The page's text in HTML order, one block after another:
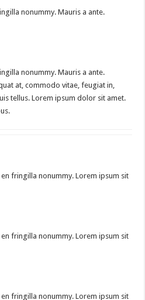
nonummy. Mauris a ante.
nonummy. Mauris a ante.
at, commodo vitae, feugiat in,
tellus. Lorem ipsum dolor sit amet.
fringilla nonummy. Lorem ipsum sit
fringilla nonummy. Lorem ipsum sit
fringilla nonummy. Lorem ipsum sit